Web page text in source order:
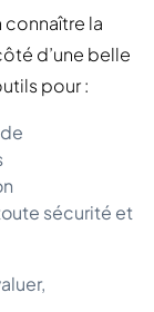
connaître la
d’une belle
pour :
sécurité et